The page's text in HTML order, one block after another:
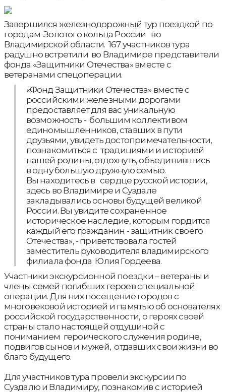
Завершился железнодорожный тур поездкой по
городам Золотого кольца России во
Владимирской области. 167 участников тура
радушно встретили во Владимире представители
фонда «Защитники Отечества» вместе с
ветеранами спецоперации.
«Фонд Защитники Отечества» вместе с
российскими железными дорогами
предоставляет для вас уникальную
возможность - большим коллективом
единомышленников, ставших в пути
друзьями, увидеть достопримечательности,
познакомиться с традициями и историей
нашей родины, отдохнуть, объединившись
в одну большую дружную семью.
Вы находитесь в сердце русской истории,
здесь во Владимире и Суздале
закладывались основы будущей великой
России. Вы увидите сохраненное
историческое наследие, которым гордится
каждый его гражданин - защитник своего
Отечества», - приветствовала гостей
заместитель руководителя владимирского
филиала фонда Юлия Гордеева.
Участники экскурсионной поездки – ветераны и
члены семей погибших героев специальной
операции. Для них посещение городов с
многовековой историей и памятью об основателях
российской государственности, о героях своей
страны стало настоящей отдушиной с
пониманием героического служения родине,
подвигов сынов и мужей, отдавших свои жизни во
благо будущего.
Для участников тура провели экскурсии по
Суздалю и Владимиру, познакомив с историей